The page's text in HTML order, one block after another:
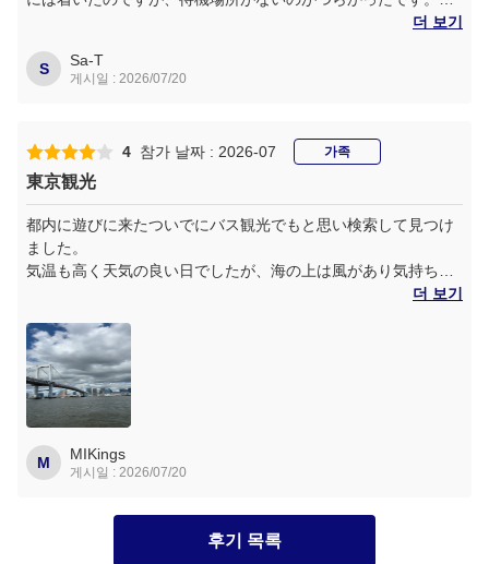
더 보기
S Sa-T
게시일 : 2026/07/20
4 참가 날짜 : 2026-07 가족
東京観光
都内に遊びに来たついでにバス観光でもと思い検索して見つけ
ました。
気温も高く天気の良い日でしたが、海の上は風があり気持ちよ
かったです。
時間もちょうど良いので、そのあとの予定も立てやすいです。
内容的には何も無い平日料金がギリ妥当かなって感じです。シ
ーズンや休日料金は正直高いなと思いました。
더 보기
M MIKings
게시일 : 2026/07/20
후기 목록